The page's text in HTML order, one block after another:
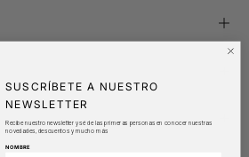
SUSCRÍBETE A NUESTRO
NEWSLETTER
Recibe nuestro newsletter y sé de las primeras personas en conocer nuestras
novedades, descuentos y mucho más
NOMBRE